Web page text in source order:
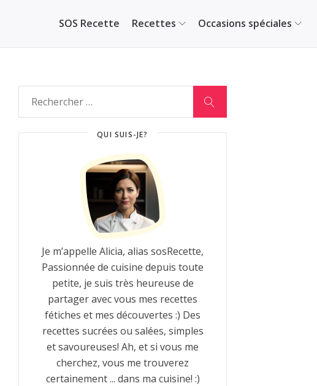
SOS Recette Recettes Occasions spéciales
QUI SUIS-JE?
Je m’appelle Alicia, alias sosRecette,
Passionnée de cuisine depuis toute
petite, je suis très heureuse de
partager avec vous mes recettes
fétiches et mes découvertes :) Des
recettes sucrées ou salées, simples
et savoureuses! Ah, et si vous me
cherchez, vous me trouverez
certainement ... dans ma cuisine! :)